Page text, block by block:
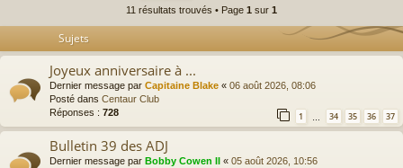
11 résultats trouvés • Page 1 sur 1
Sujets
Joyeux anniversaire à ...
Dernier message par Capitaine Blake « 06 août 2026, 08:06
Posté dans Centaur Club
Réponses : 728 1 … 34 35 36 37
Bulletin 39 des ADJ
Dernier message par Bobby Cowen II « 05 août 2026, 10:56